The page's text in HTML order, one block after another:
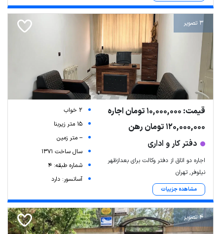
3 تصویر
قیمت: 10,000,000 تومان اجاره
120,000,000 تومان رهن
دفتر کار و اداری
اجاره دو اتاق از دفتر وکالت برای بعدازظهر
نیلوفر, تهران
مشاهده جزییات
2 خواب
15 متر زیربنا
-- متر زمین
سال ساخت 1371
شماره طبقه: 4
آسانسور: دارد
4 تصویر